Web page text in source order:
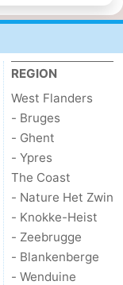
REGION
West Flanders
- Bruges
- Ghent
- Ypres
The Coast
- Nature Het Zwin
- Knokke-Heist
- Zeebrugge
- Blankenberge
- Wenduine